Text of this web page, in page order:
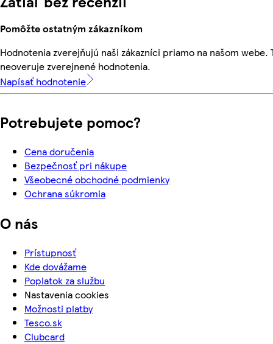
Pomôžte ostatným zákazníkom
Hodnotenia zverejňujú naši zákazníci priamo na našom webe.
neoveruje zverejnené hodnotenia.
Napísať hodnotenie
Potrebujete pomoc?
Cena doručenia
Bezpečnosť pri nákupe
Všeobecné obchodné podmienky
Ochrana súkromia
O nás
Prístupnosť
Kde dovážame
Poplatok za službu
Nastavenia cookies
Možnosti platby
Tesco.sk
Clubcard